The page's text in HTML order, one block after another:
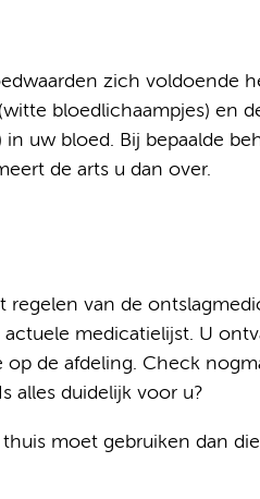
zich voldoende
bloedlichaampjes) en
uw bloed. Bij bepaalde
de arts u dan over.
regelen van de
medicatielijst. U
de afdeling. Check
alles duidelijk voor u?
moet gebruiken dan